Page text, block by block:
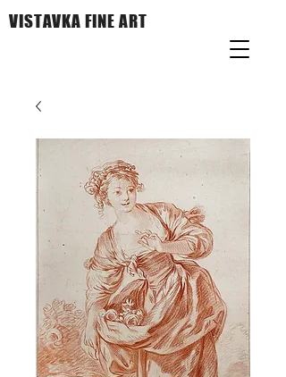
VISTAVKA FINE ART